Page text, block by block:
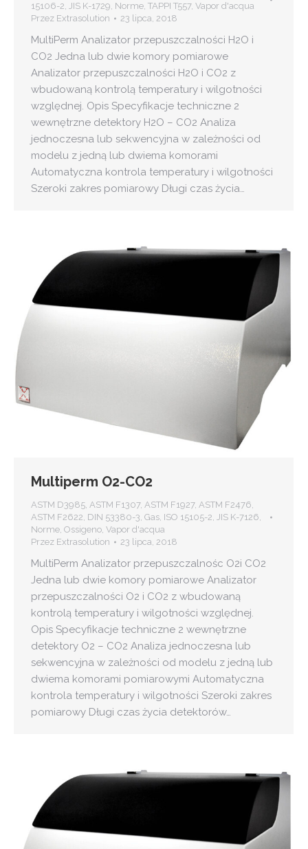
15106-2, JIS K-1729, Norme, TAPPI T557, Vapor d'acqua
Przez Extrasolution 23 lipca, 2018
MultiPerm Analizator przepuszczalności H2O i
CO2 Jedna lub dwie komory pomiarowe
Analizator przepuszczalności H2O i CO2 z
wbudowaną kontrolą temperatury i wilgotności
względnej. Opis Specyfikacje techniczne 2
wewnętrzne detektory H2O – CO2 Analiza
jednoczesna lub sekwencyjna w zależności od
modelu z jedną lub dwiema komorami
Automatyczna kontrola temperatury i wilgotności
Szeroki zakres pomiarowy Długi czas życia…
Multiperm O2-CO2
ASTM D3985, ASTM F1307, ASTM F1927, ASTM F2476,
ASTM F2622, DIN 53380-3, Gas, ISO 15105-2, JIS K-7126,
Norme, Ossigeno, Vapor d'acqua
Przez Extrasolution 23 lipca, 2018
MultiPerm Analizator przepuszczalnośc O2i CO2
Jedna lub dwie komory pomiarowe Analizator
przepuszczalności O2 i CO2 z wbudowaną
kontrolą temperatury i wilgotności względnej.
Opis Specyfikacje techniczne 2 wewnętrzne
detektory O2 – CO2 Analiza jednoczesna lub
sekwencyjna w zależności od modelu z jedną lub
dwiema komorami pomiarowymi Automatyczna
kontrola temperatury i wilgotności Szeroki zakres
pomiarowy Długi czas życia detektorów…